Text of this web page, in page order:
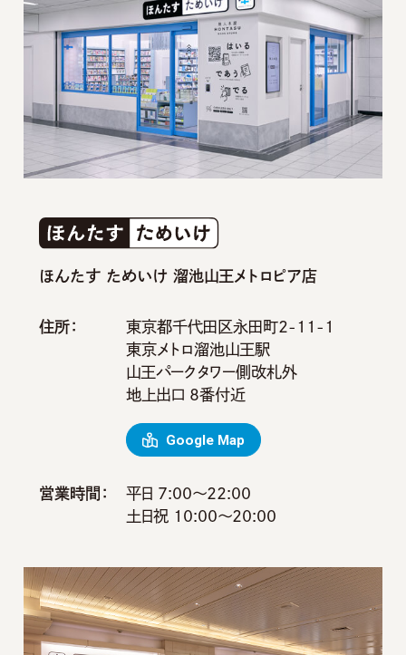
ほんたす ためいけ 溜池山王メトロピア店
住所：
東京都千代田区永田町2-11-1
東京メトロ溜池山王駅
山王パークタワー側改札外
地上出口 8番付近
Google Map
営業時間：
平日 7:00～22:00
土日祝 10:00～20:00